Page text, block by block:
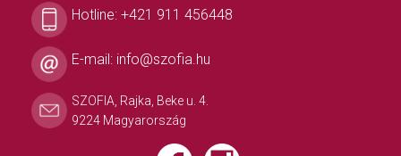
Hotline: +421 911 456448
E-mail: info@szofia.hu
SZOFIA, Rajka, Beke u. 4.
9224 Magyarország